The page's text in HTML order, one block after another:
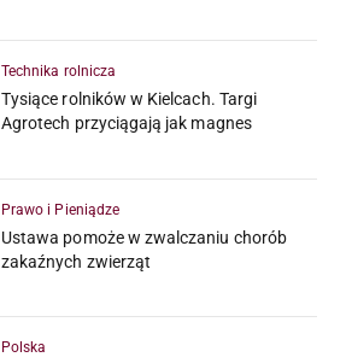
Technika rolnicza
Tysiące rolników w Kielcach. Targi
Agrotech przyciągają jak magnes
Prawo i Pieniądze
Ustawa pomoże w zwalczaniu chorób
zakaźnych zwierząt
Polska